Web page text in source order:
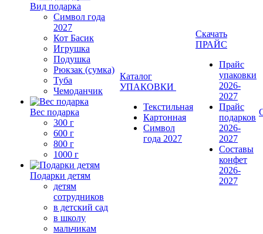
Вид подарка
Символ года
2027
Кот Басик
Игрушка
Подушка
Рюкзак (сумка)
Туба
Чемоданчик
Вес подарка
300 г
600 г
800 г
1000 г
Подарки детям
детям
сотрудников
в детский сад
в школу
мальчикам
Каталог
УПАКОВКИ
Текстильная
Картонная
Символ
года 2027
Скачать
ПРАЙС
Прайс
упаковки
2026-
2027
Прайс
подарков
2026-
2027
Составы
конфет
2026-
2027